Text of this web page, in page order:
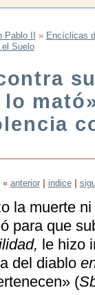
Pablo II » Encíclicas
Suelo
« anterior indice
la muerte
para que
le hizo
del diablo
(